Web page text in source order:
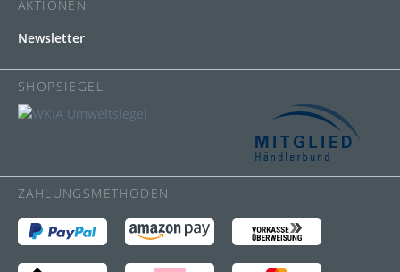
AKTIONEN
Newsletter
SHOPSIEGEL
ZAHLUNGSMETHODEN